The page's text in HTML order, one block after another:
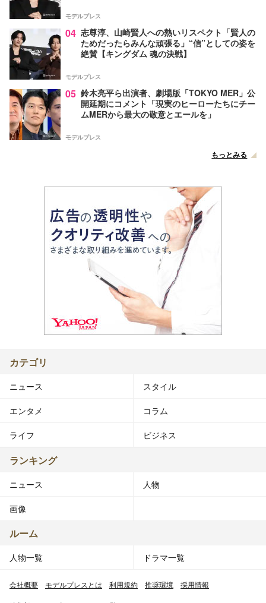
モデルプレス
04 志尊淳、山崎賢人への熱いリスペクト「賢人の
ためだったらみんな頑張る」“信”としての姿を
絶賛【キングダム 魂の決戦】
モデルプレス
05 鈴木亮平ら出演者、劇場版「TOKYO MER」公
開延期にコメント「現実のヒーローたちにチー
ムMERから最大の敬意とエールを」
モデルプレス
もっとみる
カテゴリ
ニュース スタイル
エンタメ コラム
ライフ ビジネス
ランキング
ニュース 人物
画像
ルーム
人物一覧 ドラマ一覧
会社概要 モデルプレスとは 利用規約 推奨環境 採用情報